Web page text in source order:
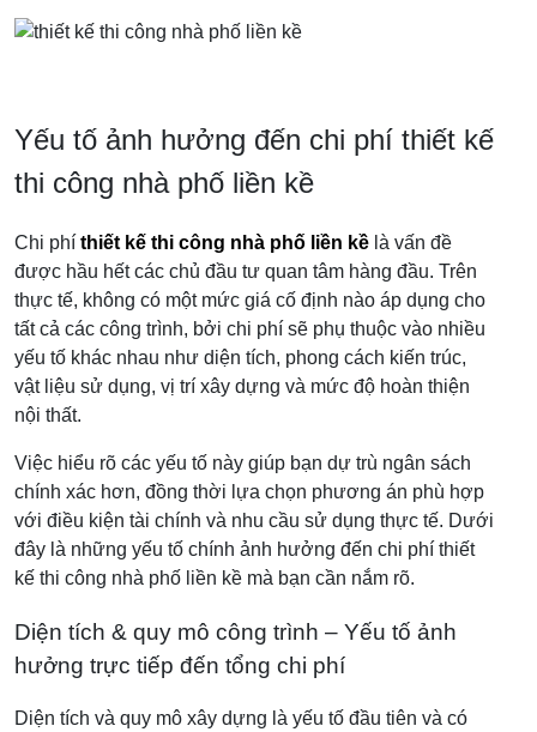
Yếu tố ảnh hưởng đến chi phí thiết kế
thi công nhà phố liền kề
Chi phí thiết kế thi công nhà phố liền kề là vấn đề
được hầu hết các chủ đầu tư quan tâm hàng đầu. Trên
thực tế, không có một mức giá cố định nào áp dụng cho
tất cả các công trình, bởi chi phí sẽ phụ thuộc vào nhiều
yếu tố khác nhau như diện tích, phong cách kiến trúc,
vật liệu sử dụng, vị trí xây dựng và mức độ hoàn thiện
nội thất.
Việc hiểu rõ các yếu tố này giúp bạn dự trù ngân sách
chính xác hơn, đồng thời lựa chọn phương án phù hợp
với điều kiện tài chính và nhu cầu sử dụng thực tế. Dưới
đây là những yếu tố chính ảnh hưởng đến chi phí thiết
kế thi công nhà phố liền kề mà bạn cần nắm rõ.
Diện tích & quy mô công trình – Yếu tố ảnh
hưởng trực tiếp đến tổng chi phí
Diện tích và quy mô xây dựng là yếu tố đầu tiên và có